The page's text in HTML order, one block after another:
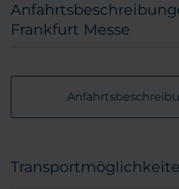
Frankfurt Messe